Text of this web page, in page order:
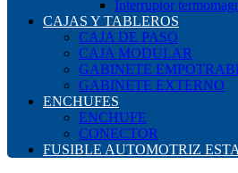
Interruptor
CAJAS Y TABLEROS
CAJA DE PASO
CAJA MODULAR
GABINETE
GABINETE EXTERNO
ENCHUFES
ENCHUFE
CONECTOR
FUSIBLE AUTOMOTRIZ